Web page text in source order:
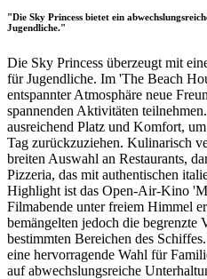
"Die Sky Princess bietet ein
Jugendliche."
Die Sky Princess überzeugt mit
für Jugendliche. Im 'The Beach
entspannter Atmosphäre neue
spannenden Aktivitäten
ausreichend Platz und Komfort,
Tag zurückzuziehen. Kulinarisch
breiten Auswahl an Restaurants,
Pizzeria, das mit authentischen
Highlight ist das Open-Air-Kino
Filmabende unter freiem Himmel
bemängelten jedoch die
bestimmten Bereichen des
eine hervorragende Wahl für
auf abwechslungsreiche